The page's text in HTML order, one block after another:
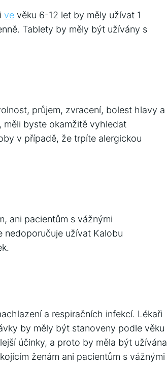
ve věku 6-12 let by měly užívat 1
Tablety by měly být užívány s
průjem, zvracení, bolest hlavy a
měli byste okamžitě vyhledat
v případě, že trpíte alergickou
ani pacientům s vážnými
nedoporučuje užívat Kalobu
a respiračních infekcí. Lékaři
by měly být stanoveny podle věku
účinky, a proto by měla být užívána
ženám ani pacientům s vážnými